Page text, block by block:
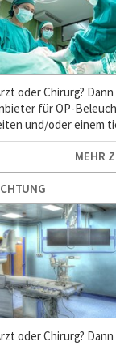
oder Chirurg?
für OP-
und/oder einem
MEHR
oder Chirurg?